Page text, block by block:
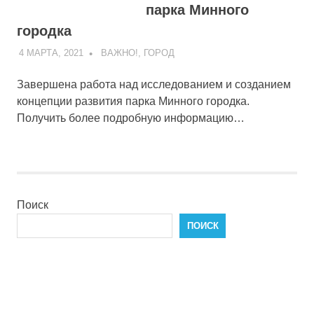
парка Минного
городка
4 МАРТА, 2021 ADMIN
ВАЖНО! ГОРОД
Завершена работа над исследованием и созданием
концепции развития парка Минного городка.
Получить более подробную информацию…
Поиск
ПОИСК